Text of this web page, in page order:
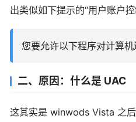
出类似如下提示的“用户账户控
您要允许以下程序对计算机
二、原因：什么是 UAC
这其实是 winwods Vista 之